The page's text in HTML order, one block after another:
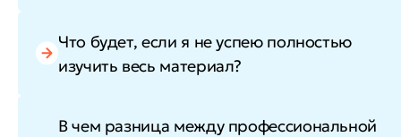
Что будет, если я не успею полностью
изучить весь материал?
В чем разница между профессиональной